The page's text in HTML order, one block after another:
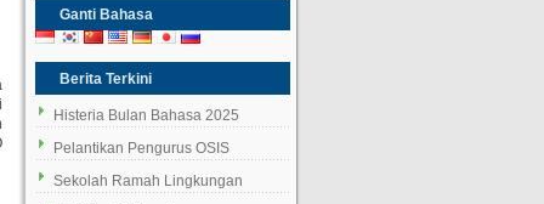
Ganti Bahasa
Berita Terkini
Histeria Bulan Bahasa 2025
Pelantikan Pengurus OSIS
Sekolah Ramah Lingkungan